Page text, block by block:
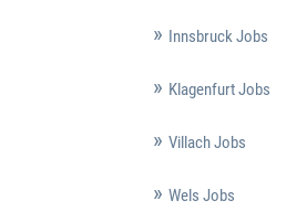
Innsbruck Jobs
Klagenfurt Jobs
Villach Jobs
Wels Jobs